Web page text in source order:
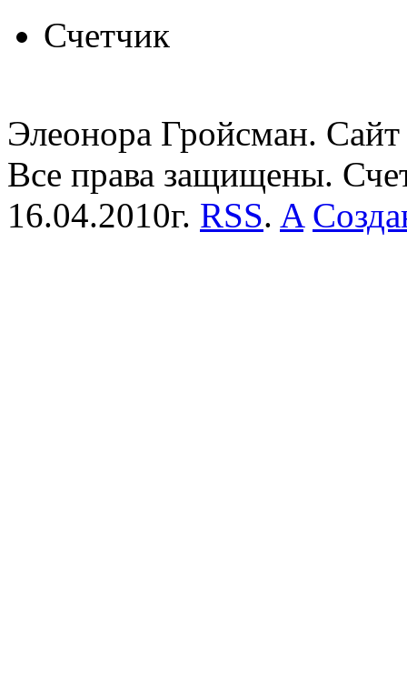
Счетчик
Элеонора Гройсман.
Все права защищены.
16.04.2010г. RSS. A